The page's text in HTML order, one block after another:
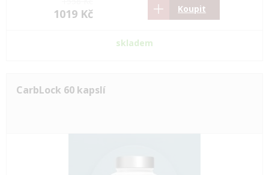
1019 Kč Koupit
skladem
CarbLock 60 kapslí